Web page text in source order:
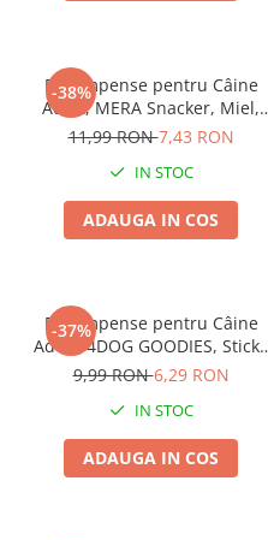
-38%
Recompense pentru Câine
Adult, MERA Snacker, Miel,
200g
11,99 RON7,43 RON
IN STOC
ADAUGA IN COS
-37%
Recompense pentru Câine
Adult, 4DOG GOODIES, Sticks
din Orez, Talie Mică, 12 cm, 6
9,99 RON6,29 RON
IN STOC
ADAUGA IN COS